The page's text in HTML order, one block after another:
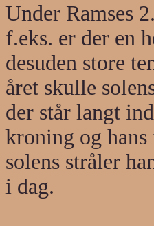
Under Ramses
f.eks. er der en
desuden store
året skulle
der står langt
kroning og hans
solens stråler
i dag.